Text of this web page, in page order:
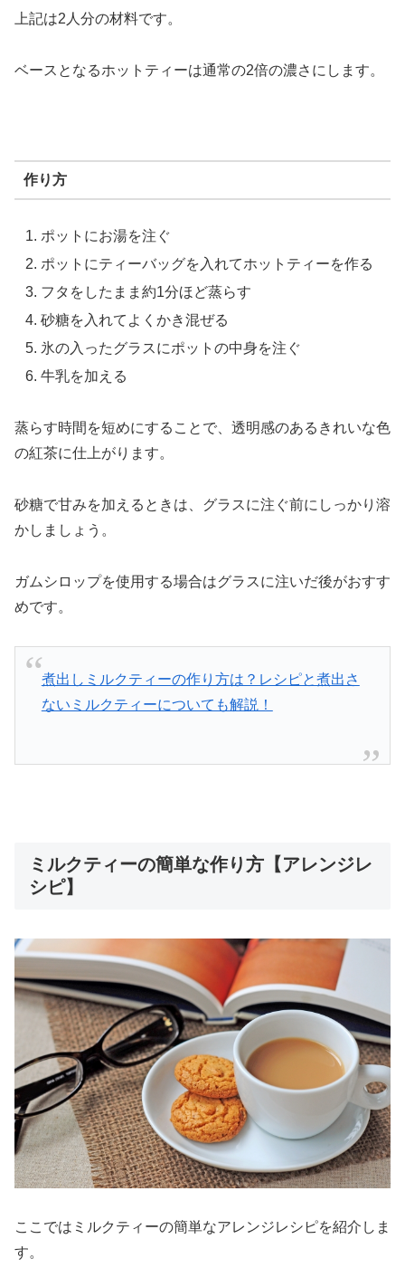
上記は2人分の材料です。
ベースとなるホットティーは通常の2倍の濃さにします。
作り方
ポットにお湯を注ぐ
ポットにティーバッグを入れてホットティーを作る
フタをしたまま約1分ほど蒸らす
砂糖を入れてよくかき混ぜる
氷の入ったグラスにポットの中身を注ぐ
牛乳を加える
蒸らす時間を短めにすることで、透明感のあるきれいな色
の紅茶に仕上がります。
砂糖で甘みを加えるときは、グラスに注ぐ前にしっかり溶
かしましょう。
ガムシロップを使用する場合はグラスに注いだ後がおすす
めです。
煮出しミルクティーの作り方は？レシピと煮出さ
ないミルクティーについても解説！
ミルクティーの簡単な作り方【アレンジレ
シピ】
ここではミルクティーの簡単なアレンジレシピを紹介しま
す。